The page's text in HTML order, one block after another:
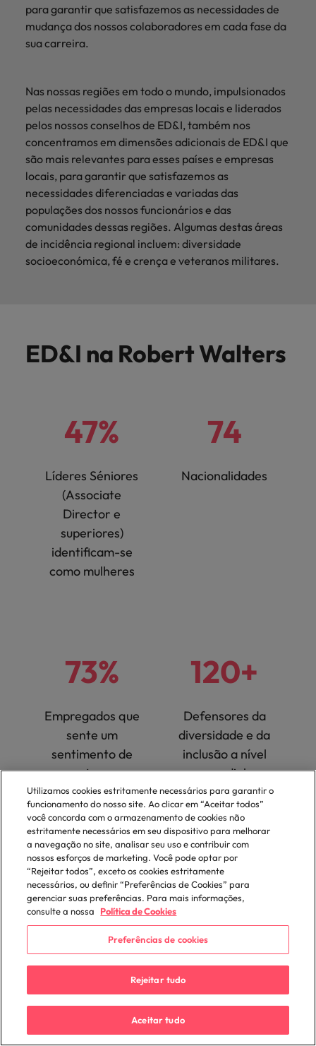
para garantir que satisfazemos as necessidades de
mudança dos nossos colaboradores em cada fase da
sua carreira.
Nas nossas regiões em todo o mundo, impulsionados
pelas necessidades das empresas locais e liderados
pelos nossos conselhos de ED&I, também nos
concentramos em dimensões adicionais de ED&I que
são mais relevantes para esses países e empresas
locais, para garantir que satisfazemos as
necessidades diferenciadas e variadas das
populações dos nossos funcionários e das
comunidades dessas regiões. Algumas destas áreas
de incidência regional incluem: diversidade
socioeconómica, fé e crença e veteranos militares.
ED&I na Robert Walters
47%
Líderes Séniores
(Associate
Director e
superiores)
identificam-se
como mulheres
74
Nacionalidades
73%
Empregados que
sente um
sentimento de
pertença
120+
Defensores da
diversidade e da
inclusão a nível
mundial
Utilizamos cookies estritamente necessários para garantir o
funcionamento do nosso site. Ao clicar em “Aceitar todos”
você concorda com o armazenamento de cookies não
estritamente necessários em seu dispositivo para melhorar
a navegação no site, analisar seu uso e contribuir com
nossos esforços de marketing. Você pode optar por
“Rejeitar todos”, exceto os cookies estritamente
necessários, ou definir “Preferências de Cookies” para
gerenciar suas preferências. Para mais informações,
consulte a nossa
Política de Cookies
Preferências de cookies
Rejeitar tudo
Aceitar tudo